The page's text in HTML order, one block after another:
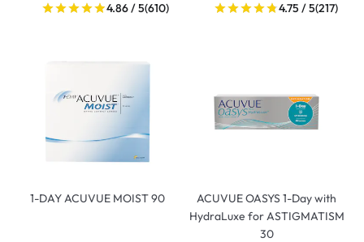
4.86 / 5(610) 4.75 / 5(217)
1-DAY ACUVUE MOIST 90
ACUVUE OASYS 1-Day with
HydraLuxe for ASTIGMATISM
30